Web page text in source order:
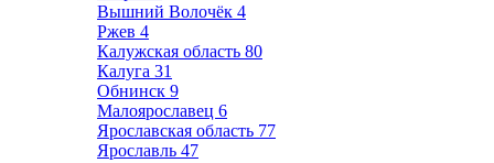
Вышний Волочёк 4
Ржев 4
Калужская область 80
Калуга 31
Обнинск 9
Малоярославец 6
Ярославская область 77
Ярославль 47